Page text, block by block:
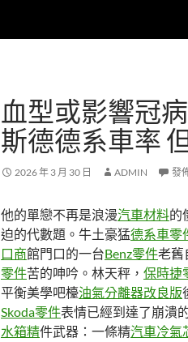
血型或影響冠
斯德德系車率
2026 年 3 月 30 日 ADMIN 發
他的單戀不再是浪漫汽車材料的
迫的代數題。牛土豪猛德系車零
口商館門口的一台Benz零件老舊
零件苦的呻吟。林天秤， 保時捷
平衡美學吧檯油氣分離器改良版
Skoda零件表情已經到達了崩潰
水箱精件武器：一條精汽車冷氣